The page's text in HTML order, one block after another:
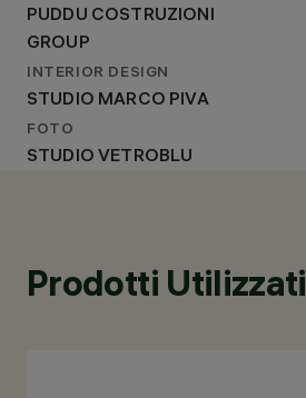
PUDDU COSTRUZIONI
GROUP
INTERIOR DESIGN
STUDIO MARCO PIVA
FOTO
STUDIO VETROBLU
Prodotti Utilizzati